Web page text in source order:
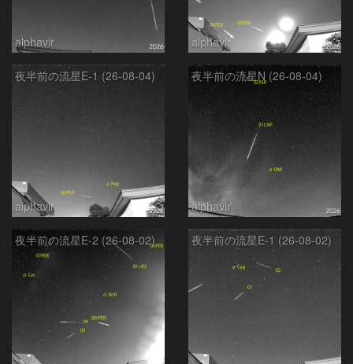
alphavir alphavir
夜半前の流星E-1 (26-08-04)
alphavir
夜半前の流星N (26-08-04)
alphavir
夜半前の流星E-2 (26-08-02) 夜半前の流星E-1 (26-08-02)